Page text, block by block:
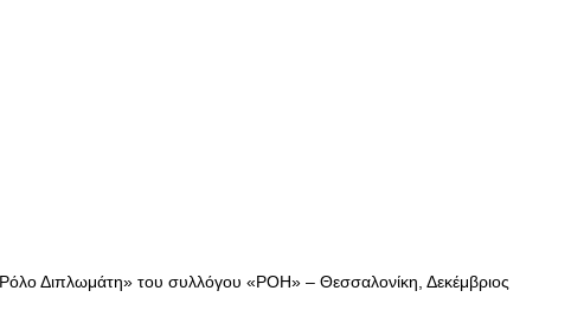
Διπλωμάτη» του συλλόγου «ΡΟΗ» – Θεσσαλονίκη, Δεκέμβριος